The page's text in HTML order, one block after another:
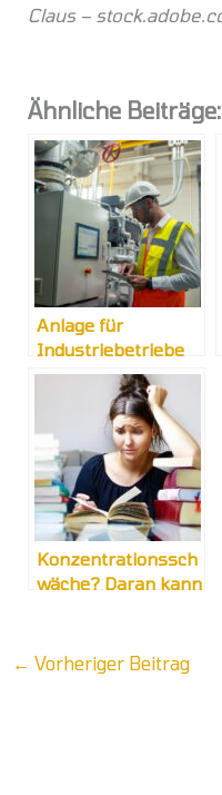
Claus –
Ähnliche Beiträge:
Anlage für
Industriebetriebe
Konzentrationssch
wäche? Daran kann
← Vorheriger Beitrag